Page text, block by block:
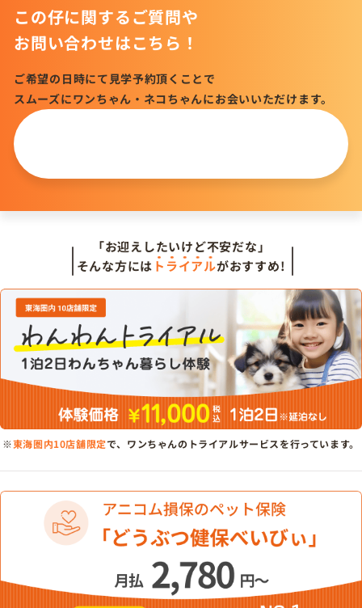
この仔に関するご質問や
お問い合わせはこちら！
ご希望の日時にて見学予約頂くことで
スムーズにワンちゃん・ネコちゃんにお会いいただけます。
「お迎えしたいけど不安だな」
そんな方には トライアルがおすすめ!
※東海圏内10店舗限定で、ワンちゃんのトライアルサービスを行っています。